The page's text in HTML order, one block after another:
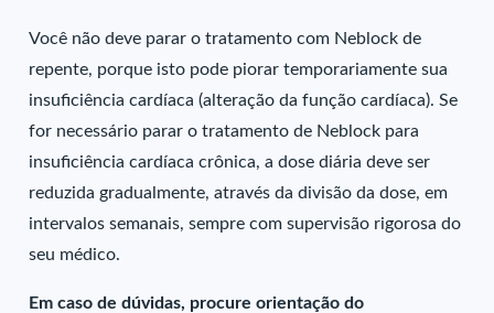
Você não deve parar o tratamento com Neblock de
repente, porque isto pode piorar temporariamente sua
insuficiência cardíaca (alteração da função cardíaca). Se
for necessário parar o tratamento de Neblock para
insuficiência cardíaca crônica, a dose diária deve ser
reduzida gradualmente, através da divisão da dose, em
intervalos semanais, sempre com supervisão rigorosa do
seu médico.
Em caso de dúvidas, procure orientação do